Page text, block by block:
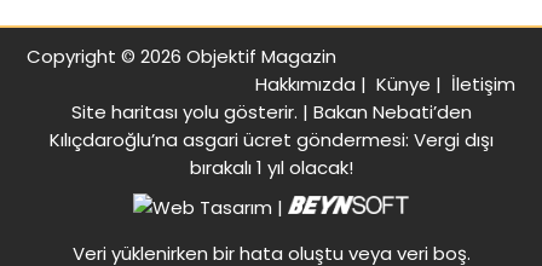
Copyright © 2026 Objektif Magazin
Hakkımızda | Künye | İletişim
Site haritası yolu gösterir. | Bakan Nebati’den
Kılıçdaroğlu’na asgari ücret göndermesi: Vergi dışı
bırakalı 1 yıl olacak!
|
Veri yüklenirken bir hata oluştu veya veri boş.